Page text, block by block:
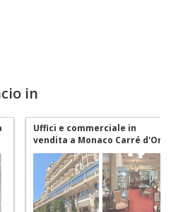
in
Uffici e commerciale in
vendita a Monaco Carré d'Or